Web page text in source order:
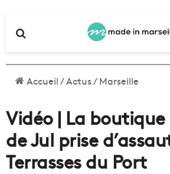
Accueil/Actus/Marseille
Vidéo | La
de Jul prise
Terrasses du Port